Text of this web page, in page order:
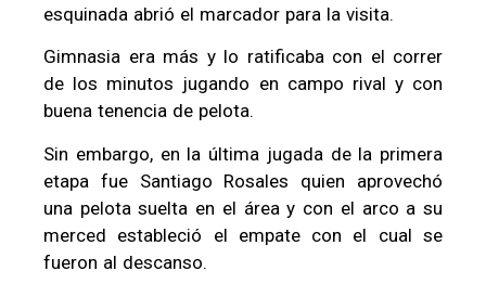
esquinada abrió el marcador para la visita.
Gimnasia era más y lo ratificaba con el correr
de los minutos jugando en campo rival y con
buena tenencia de pelota.
Sin embargo, en la última jugada de la primera
etapa fue Santiago Rosales quien aprovechó
una pelota suelta en el área y con el arco a su
merced estableció el empate con el cual se
fueron al descanso.